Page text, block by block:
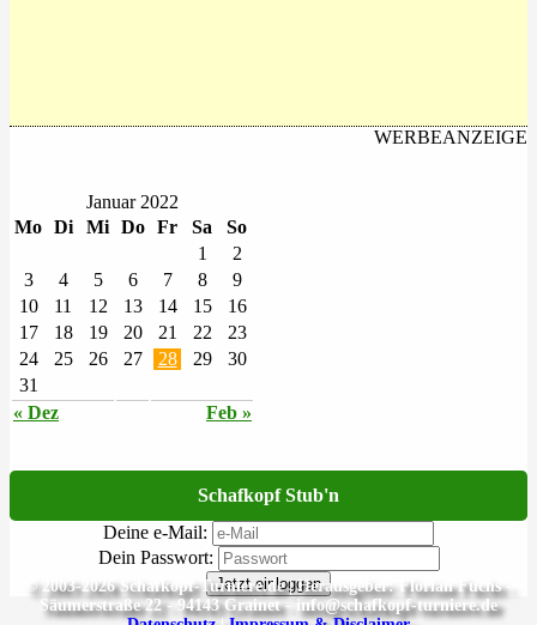
WERBEANZEIGE
Januar 2022
Mo Di Mi Do Fr Sa So
« Dez Feb »
1
2
3
4 5 6 7 8
9
10
11 12 13 14 15
16
17
18 19 20 21 22
23
24
25 26 27 28 29
30
31
Schafkopf Stub'n
Deine e-Mail:
Dein Passwort:
Jetzt einloggen
© 2003-2026 Schafkopf-Turniere.de | Herausgeber: Florian Fuchs -
Säumerstraße 22 - 94143 Grainet - info@schafkopf-turniere.de